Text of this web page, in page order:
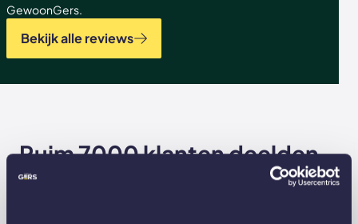
GewoonGers.
Bekijk alle reviews
Ruim 7000 klanten deelden
hun ervaring